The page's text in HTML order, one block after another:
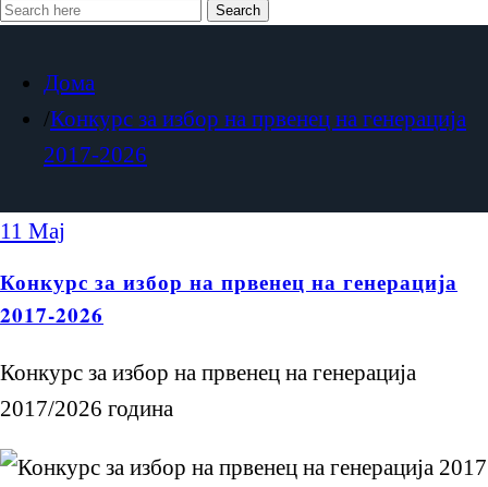
Search
Дома
Конкурс за избор на првенец на генерација
2017-2026
11 Мај
Конкурс за избор на првенец на генерација
2017-2026
Конкурс за избор на првенец на генерација
2017/2026 година